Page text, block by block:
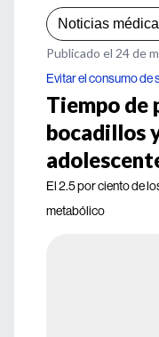
Noticias
Publicado el 24 de
Evitar el consumo de
Tiempo de
bocadillos
El 2.5 por ciento de
metabólico